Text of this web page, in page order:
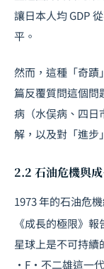
讓日本人均 GDP
平。
然而，這種「奇
篇反覆質問這個問
病（水俣病、四日
解，以及對「進步
2.2 石油危機與
1973 年的石油危
《成長的極限》報
星球上是不可持續
·F·不二雄這一